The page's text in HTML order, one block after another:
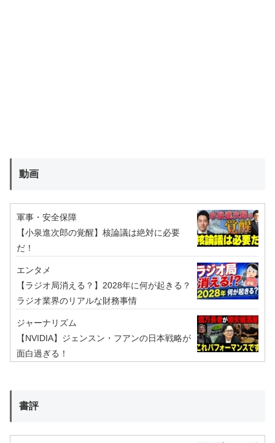
動画
軍事・安全保障
【小泉進次郎の覚醒】核論議は絶対に必要
だ！
エンタメ
【ラジオ局消える？】2028年に何が起きる？
ラジオ業界のリアルな財務事情
ジャーナリズム
【NVIDIA】ジェンスン・フアンの日本戦略が
面白過ぎる！
書評